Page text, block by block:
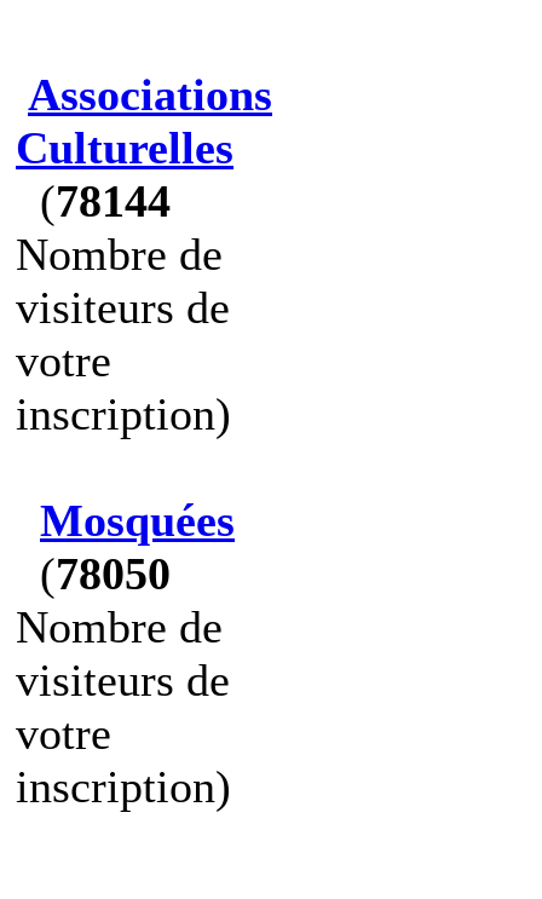
Associations
Culturelles
(78144
Nombre de
visiteurs de
votre
inscription)
Mosquées
(78050
Nombre de
visiteurs de
votre
inscription)